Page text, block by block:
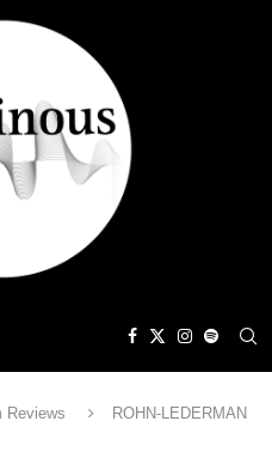
Reviews
ROHN-LEDERMAN